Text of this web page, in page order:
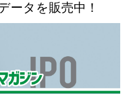
ータを販売中！